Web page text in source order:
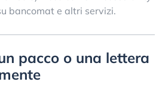
bancomat e altri servizi.
pacco o una lettera